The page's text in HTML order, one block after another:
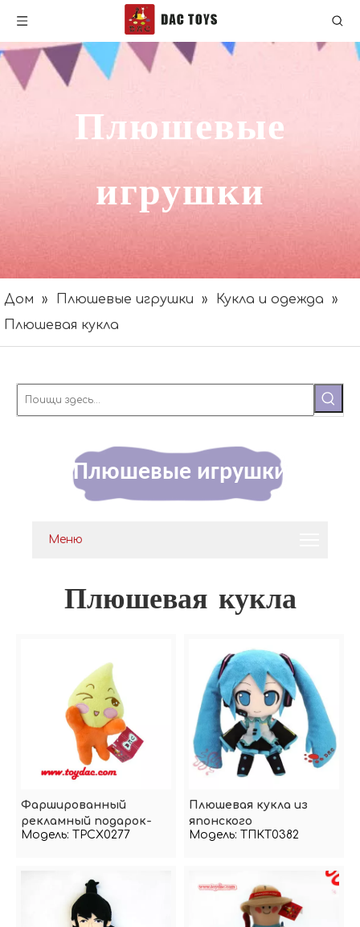
Плюшевые
игрушки
Дом » Плюшевые игрушки » Кукла и одежда
»
Плюшевая кукла
Плюшевые игрушки
Меню
Плюшевая кукла
Фаршированный
рекламный подарок-
талисман
Модель: TPCX0277
Плюшевая кукла из
японского
мультфильма
Модель: ТПКТ0382